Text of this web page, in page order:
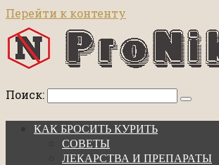
Перейти к контенту
Поиск:
КАК БРОСИТЬ КУРИТЬ
СОВЕТЫ
ЛЕКАРСТВА И ПРЕПАРАТЫ